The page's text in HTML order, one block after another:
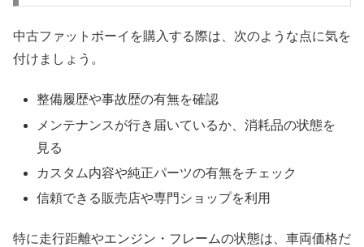
中古ファットボーイを購入する際は、次のような点に気を
付けましょう。
整備履歴や事故歴の有無を確認
メンテナンスが行き届いているか、消耗品の状態を
見る
カスタム内容や純正パーツの有無をチェック
信頼できる販売店や専門ショップを利用
特に走行距離やエンジン・フレームの状態は、車両価格だ